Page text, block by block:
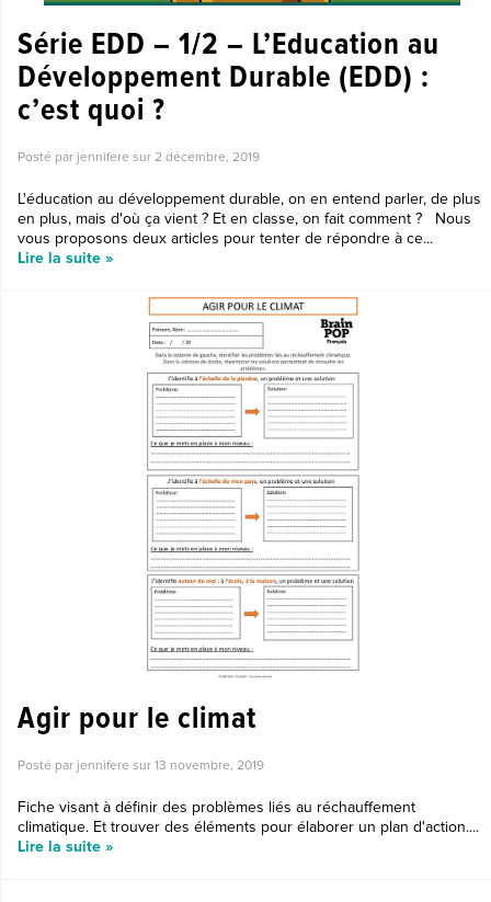
Série EDD – 1/2 – L’Education au
Développement Durable (EDD) :
c’est quoi ?
Posté par jennifere sur 2 décembre, 2019
L'éducation au développement durable, on en entend parler, de plus
en plus, mais d'où ça vient ? Et en classe, on fait comment ? Nous
vous proposons deux articles pour tenter de répondre à ce...
Lire la suite »
Agir pour le climat
Posté par jennifere sur 13 novembre, 2019
Fiche visant à définir des problèmes liés au réchauffement
climatique. Et trouver des éléments pour élaborer un plan d'action....
Lire la suite »